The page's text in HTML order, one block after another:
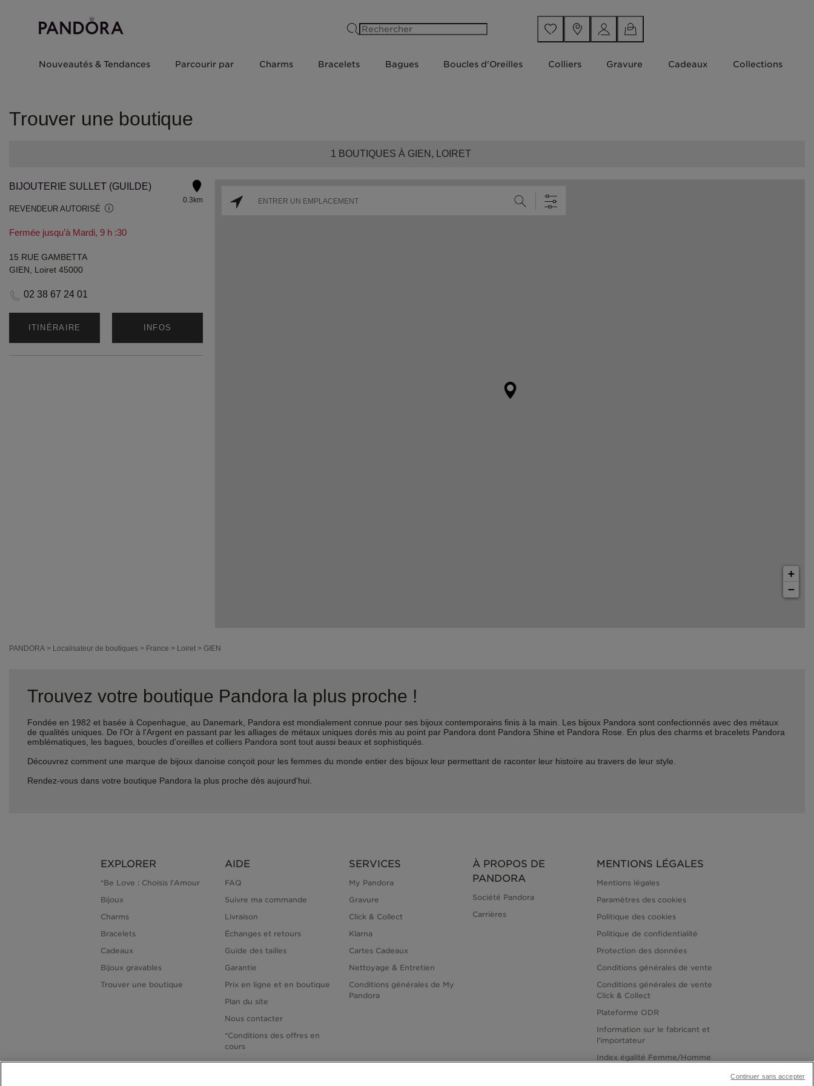
Nouveautés & Tendances Parcourir par Charms Bracelets Bagues Boucles d'Oreilles Colliers Gravure Cadeaux Collections
Trouver une boutique
1 BOUTIQUES À GIEN, LOIRET
BIJOUTERIE SULLET (GUILDE)
REVENDEUR AUTORISÉ
Fermée jusqu’à Mardi, 9 h :30
0.3km
15 RUE GAMBETTA
GIEN, Loiret 45000
02 38 67 24 01
ITINÉRAIRE INFOS
+
−
PANDORA > Localisateur de boutiques > France > Loiret > GIEN
Trouvez votre boutique Pandora la plus proche !
Fondée en 1982 et basée à Copenhague, au Danemark, Pandora est mondialement connue pour ses bijoux contemporains finis à la main. Les bijoux Pandora sont confectionnés avec des métaux
de qualités uniques. De l'Or à l'Argent en passant par les alliages de métaux uniques dorés mis au point par Pandora dont Pandora Shine et Pandora Rose. En plus des charms et bracelets Pandora
emblématiques, les bagues, boucles d'oreilles et colliers Pandora sont tout aussi beaux et sophistiqués.
Découvrez comment une marque de bijoux danoise conçoit pour les femmes du monde entier des bijoux leur permettant de raconter leur histoire au travers de leur style.
Rendez-vous dans votre boutique Pandora la plus proche dès aujourd'hui.
EXPLORER
*Be Love : Choisis l'Amour
Bijoux
Charms
Bracelets
Cadeaux
Bijoux gravables
Trouver une boutique
AIDE
FAQ
Suivre ma commande
Livraison
Échanges et retours
Guide des tailles
Garantie
Prix en ligne et en boutique
Plan du site
Nous contacter
*Conditions des offres en
cours
SERVICES
My Pandora
Gravure
Click & Collect
Klarna
Cartes Cadeaux
Nettoyage & Entretien
Conditions générales de My
Pandora
À PROPOS DE
PANDORA
Société Pandora
Carrières
MENTIONS LÉGALES
Mentions légales
Paramètres des cookies
Politique des cookies
Politique de confidentialité
Protection des données
Conditions générales de vente
Conditions générales de vente
Click & Collect
Plateforme ODR
Information sur le fabricant et
l'importateur
Index égalité Femme/Homme
Continuer sans accepter